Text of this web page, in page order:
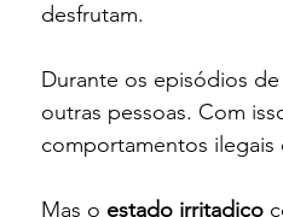
desfrutam.
Durante os episódios
outras pessoas. Com
comportamentos
Mas o estado irritadiço